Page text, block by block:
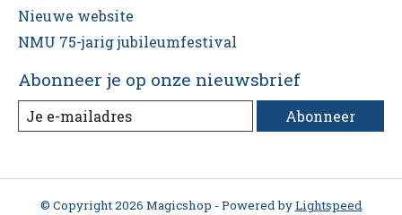
Nieuwe website
NMU 75-jarig jubileumfestival
Abonneer je op onze nieuwsbrief
Abonneer
© Copyright 2026 Magicshop - Powered byLightspeed